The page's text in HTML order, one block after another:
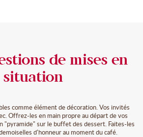
de mises en
situation
comme élément de décoration. Vos invités
Offrez-les en main propre au départ de vos
"pyramide" sur le buffet des dessert. Faites-les
d'honneur au moment du café.